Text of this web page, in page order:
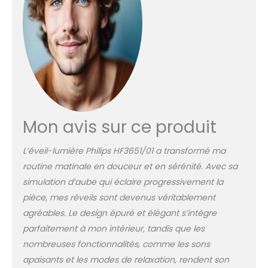
rythmes d'intensité
lumineuse ou de son
Plusieurs réglages de
luminosité :
sélectionnez le niveau
de luminosité qui vous
convient Répétition de
le dessus de l'Éveil
Lumière pour activer le
mode Répétition
Mon avis sur ce produit
L’éveil-lumière Philips HF3651/01 a transformé ma
routine matinale en douceur et en sérénité. Avec sa
simulation d’aube qui éclaire progressivement la
pièce, mes réveils sont devenus véritablement
agréables. Le design épuré et élégant s’intègre
parfaitement à mon intérieur, tandis que les
nombreuses fonctionnalités, comme les sons
apaisants et les modes de relaxation, rendent son